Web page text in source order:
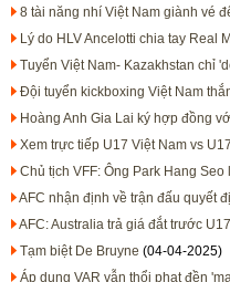
8 tài năng nhí Việt Nam giành vé
Lý do HLV Ancelotti chia tay Real
Tuyển Việt Nam- Kazakhstan chỉ
Đội tuyển kickboxing Việt Nam
Hoàng Anh Gia Lai ký hợp đồng
Xem trực tiếp U17 Việt Nam vs
Chủ tịch VFF: Ông Park Hang
AFC nhận định về trận đấu quyết
AFC: Australia trả giá đắt trước
Tạm biệt De Bruyne (04-04-2025)
Áp dụng VAR vẫn thổi phạt đền